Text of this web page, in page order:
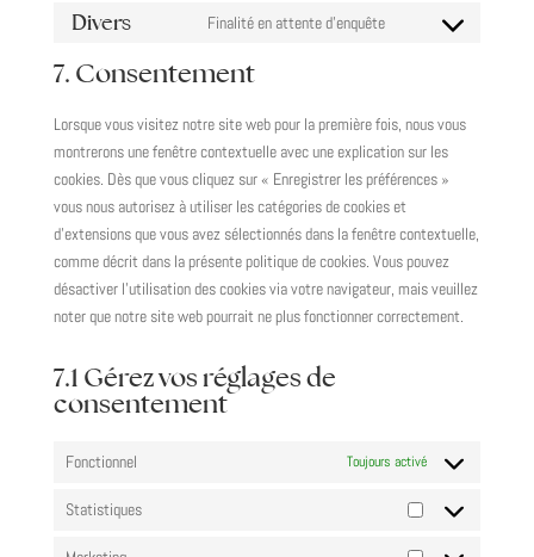
linkedin
Divers Finalité en attente d’enquête
Consent
divers
7. Consentement
Lorsque vous visitez notre site web pour la première fois, nous vous
montrerons une fenêtre contextuelle avec une explication sur les
cookies. Dès que vous cliquez sur « Enregistrer les préférences »
vous nous autorisez à utiliser les catégories de cookies et
d’extensions que vous avez sélectionnés dans la fenêtre contextuelle,
comme décrit dans la présente politique de cookies. Vous pouvez
désactiver l’utilisation des cookies via votre navigateur, mais veuillez
noter que notre site web pourrait ne plus fonctionner correctement.
7.1 Gérez vos réglages de
consentement
Fonctionnel Toujours activé
Statistiques
Statistiques